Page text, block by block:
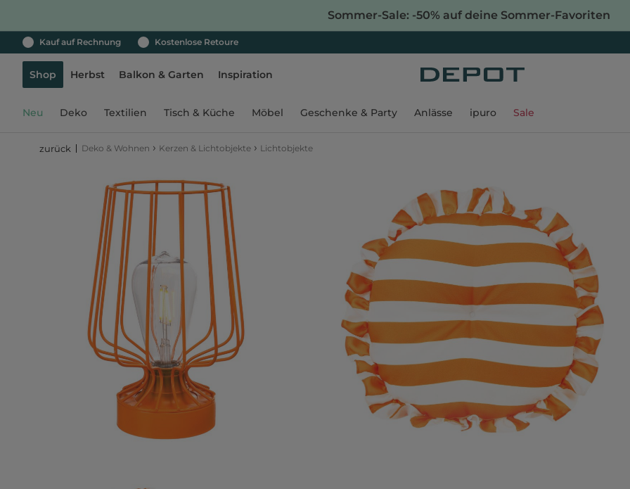
Sommer-Sale: -50% auf deine Sommer-Favoriten
Kauf auf Rechnung Kostenlose Retoure
Shop Herbst Balkon & Garten Inspiration
Neu Deko Textilien Tisch & Küche Möbel Geschenke & Party Anlässe ipuro Sale
zurück Deko & Wohnen › Kerzen & Lichtobjekte › Lichtobjekte